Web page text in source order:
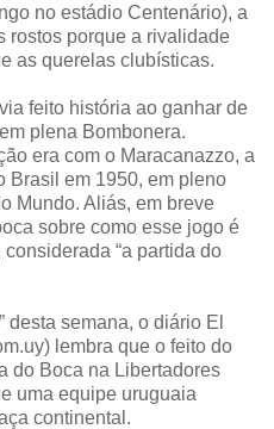
no estádio Centenário), a
rostos porque a rivalidade
as querelas clubísticas.
feito história ao ganhar de
plena Bombonera.
era com o Maracanazzo, a
Brasil em 1950, em pleno
Mundo. Aliás, em breve
sobre como esse jogo é
“a partida do
desta semana, o diário El
lembra que o feito do
do Boca na Libertadores
uma equipe uruguaia
continental.